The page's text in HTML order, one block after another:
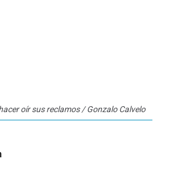
oír sus reclamos / Gonzalo Calvelo